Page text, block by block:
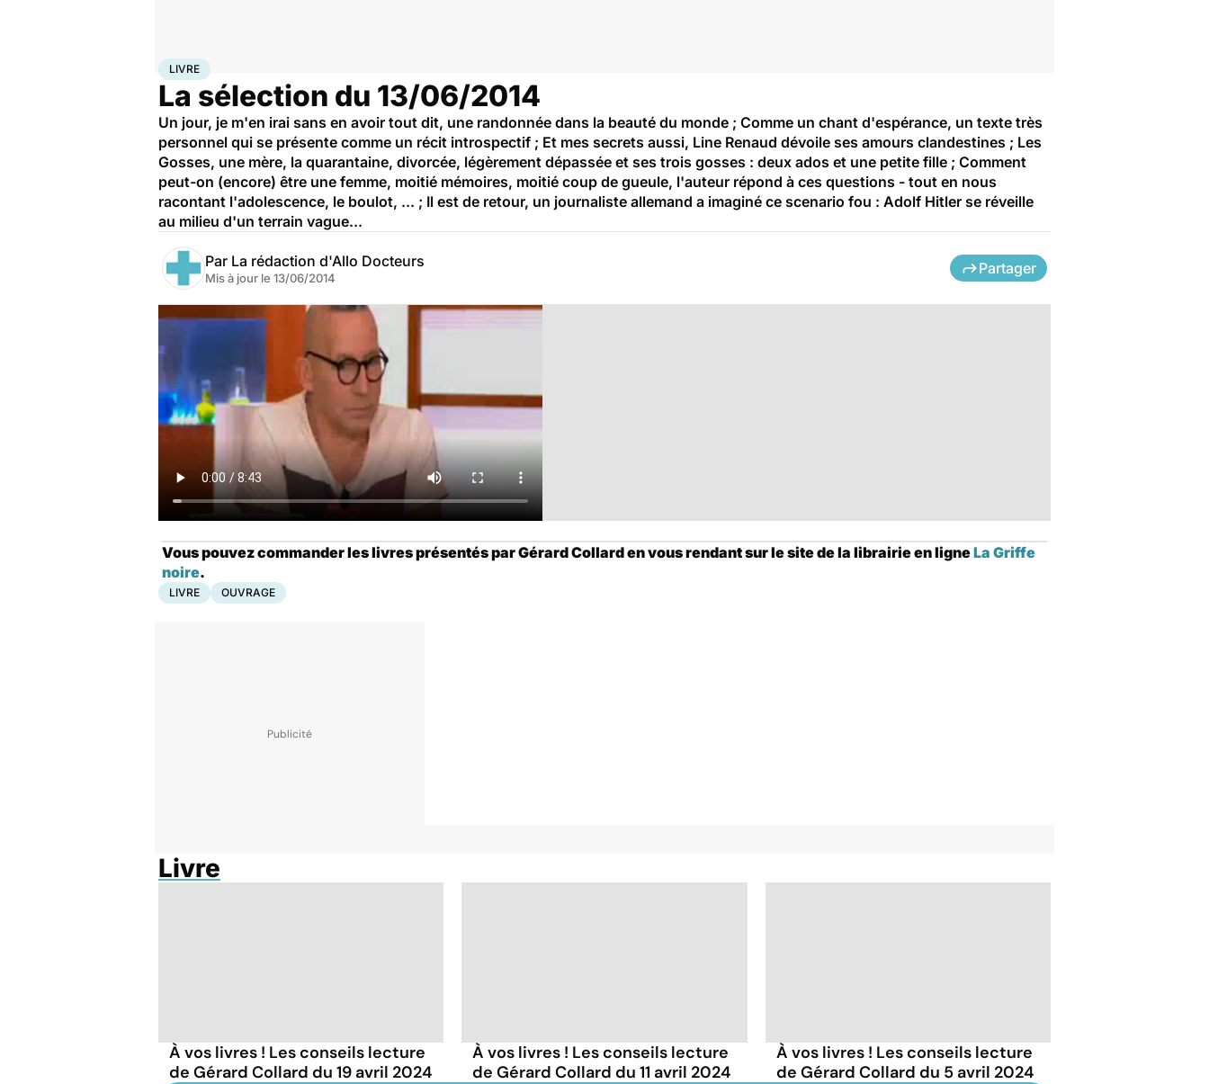
AccueilSanté
LIVRE
La sélection du 13/06/2014
Un jour, je m'en irai sans en avoir tout dit, une randonnée dans la beauté du monde ; Comme un chant d'espérance, un texte très
personnel qui se présente comme un récit introspectif ; Et mes secrets aussi, Line Renaud dévoile ses amours clandestines ; Les
Gosses, une mère, la quarantaine, divorcée, légèrement dépassée et ses trois gosses : deux ados et une petite fille ; Comment
peut-on (encore) être une femme, moitié mémoires, moitié coup de gueule, l'auteur répond à ces questions - tout en nous
racontant l'adolescence, le boulot, ... ; Il est de retour, un journaliste allemand a imaginé ce scenario fou : Adolf Hitler se réveille
au milieu d'un terrain vague...
Par La rédaction d'Allo Docteurs
Mis à jour le 13/06/2014
Partager
Vous pouvez commander les livres présentés par Gérard Collard en vous rendant sur le site de la librairie en ligneLa Griffe
noire.
LIVRE OUVRAGE
Livre
À vos livres ! Les conseils lecture
de Gérard Collard du 19 avril 2024
À vos livres ! Les conseils lecture
de Gérard Collard du 11 avril 2024
À vos livres ! Les conseils lecture
de Gérard Collard du 5 avril 2024